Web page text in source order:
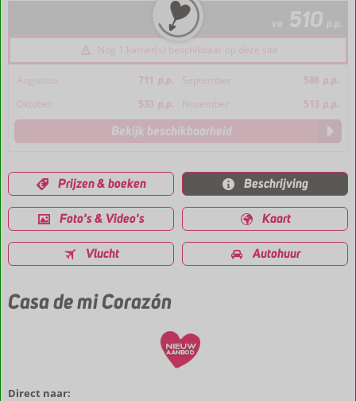
va 510 p.p.
Nog 1 kamer(s) beschikbaar op deze site
Augustus 711 p.p. September 588 p.p.
Oktober
533 p.p. November 513 p.p.
Bekijk beschikbaarheid
Prijzen & boeken Beschrijving
Foto's & Video's Kaart
Vlucht Autohuur
Casa de mi Corazón
Direct naar: